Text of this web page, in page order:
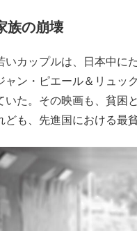
族の崩壊
カップルは、日本中に
ャン・ピエール＆リュッ
いた。その映画も、貧困
ども、先進国における最